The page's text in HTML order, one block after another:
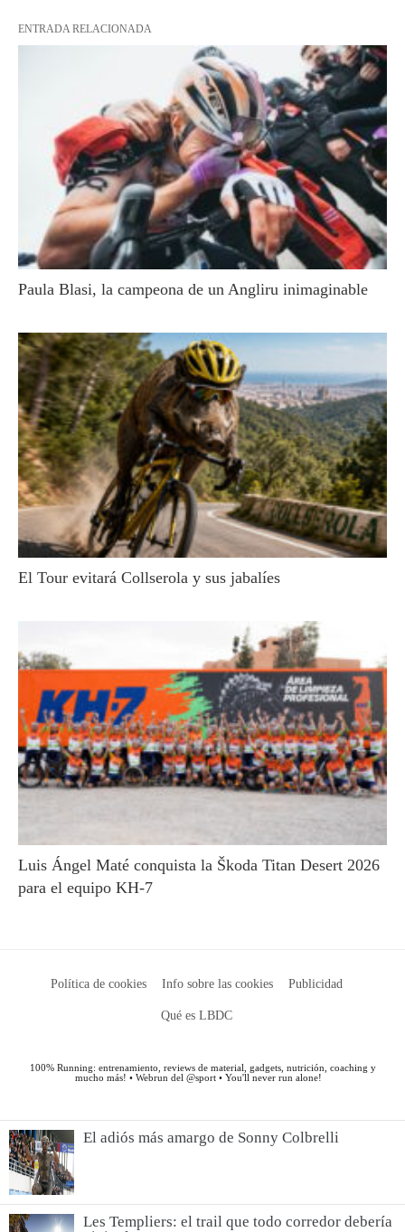
El adiós más amargo de Sonny Colbrelli
Les Templiers: el trail que todo corredor debería